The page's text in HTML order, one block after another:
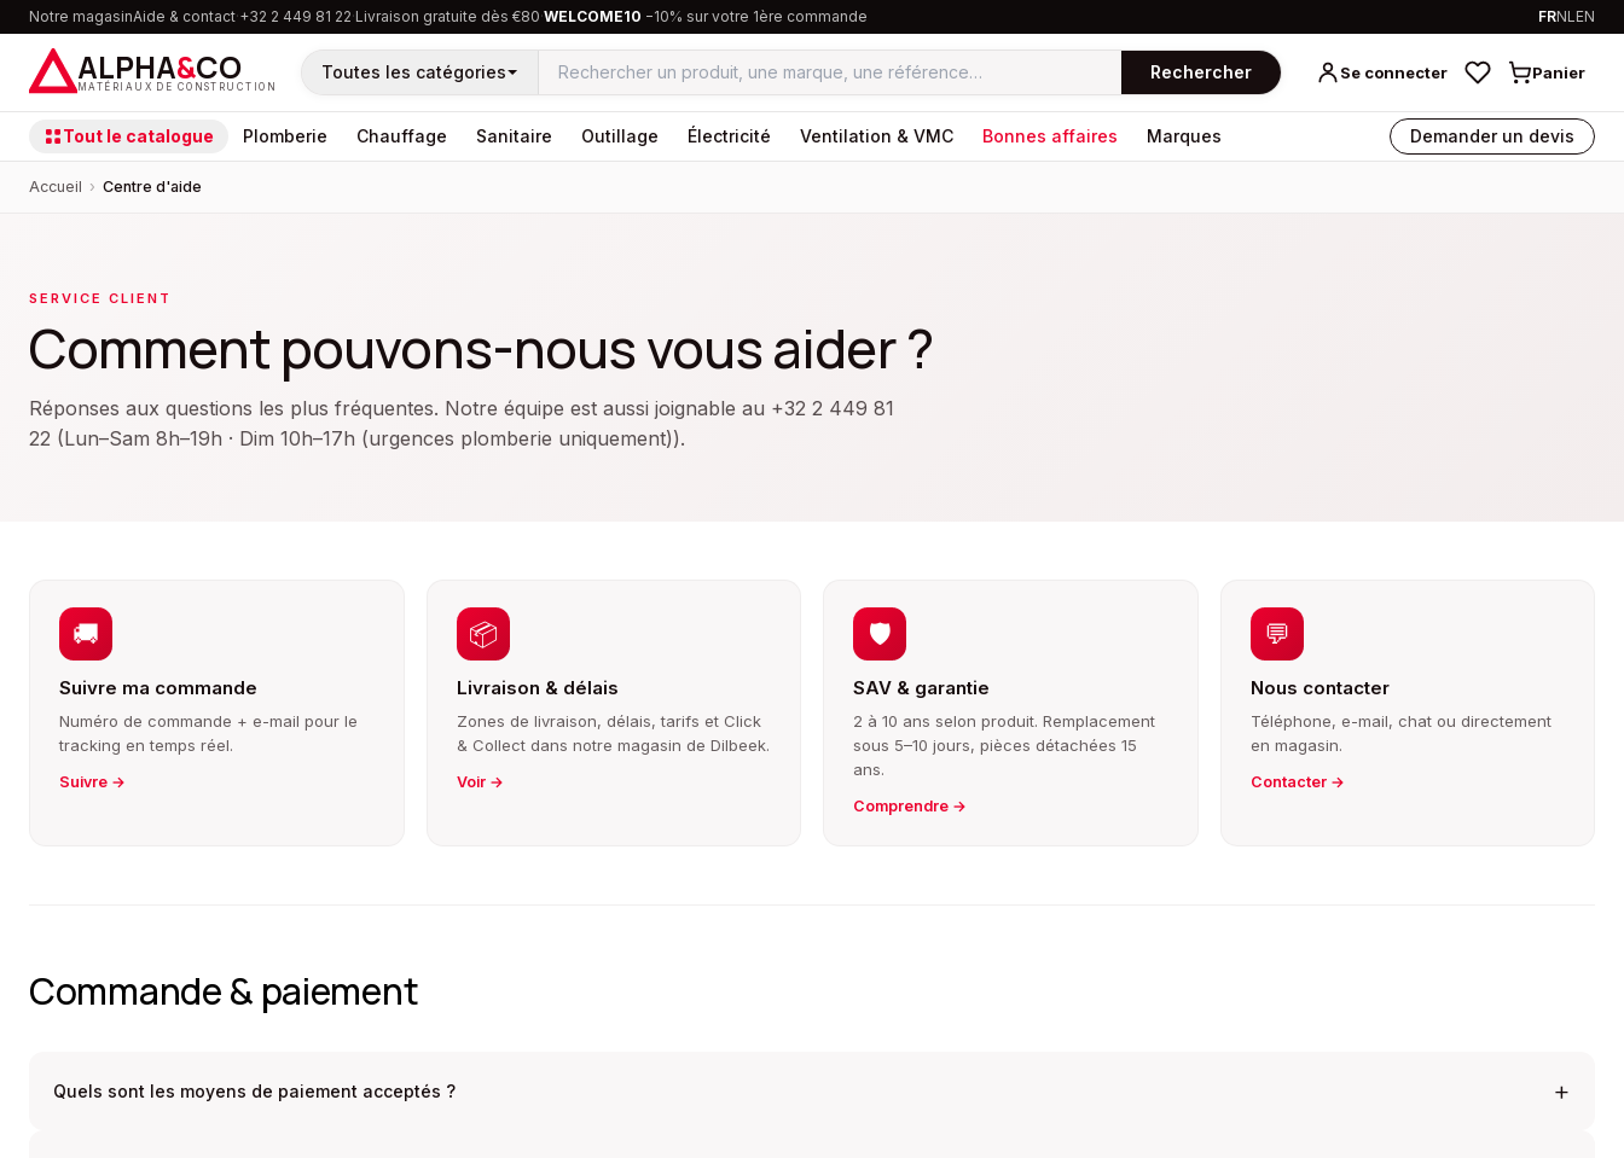
Notre magasinAide & contact·+32 2 449 81 22·Livraison gratuite dès €80·WELCOME10 −10% sur votre 1ère commande FRNLEN
ALPHA&CO
MATÉRIAUX DE CONSTRUCTION
Toutes les catégories Rechercher Se connecter Panier
Tout le catalogue Plomberie Chauffage Sanitaire Outillage Électricité Ventilation & VMC Bonnes affaires Marques Demander un devis
Accueil › Centre d'aide
SERVICE CLIENT
Comment pouvons-nous vous aider ?
Réponses aux questions les plus fréquentes. Notre équipe est aussi joignable au +32 2 449 81
22 (Lun–Sam 8h–19h · Dim 10h–17h (urgences plomberie uniquement)).
🚚
Suivre ma commande
Numéro de commande + e-mail pour le
tracking en temps réel.
Suivre →
📦
Livraison & délais
Zones de livraison, délais, tarifs et Click
& Collect dans notre magasin de Dilbeek.
Voir →
🛡️
SAV & garantie
2 à 10 ans selon produit. Remplacement
sous 5–10 jours, pièces détachées 15
ans.
Comprendre →
💬
Nous contacter
Téléphone, e-mail, chat ou directement
en magasin.
Contacter →
Commande & paiement
Quels sont les moyens de paiement acceptés ?